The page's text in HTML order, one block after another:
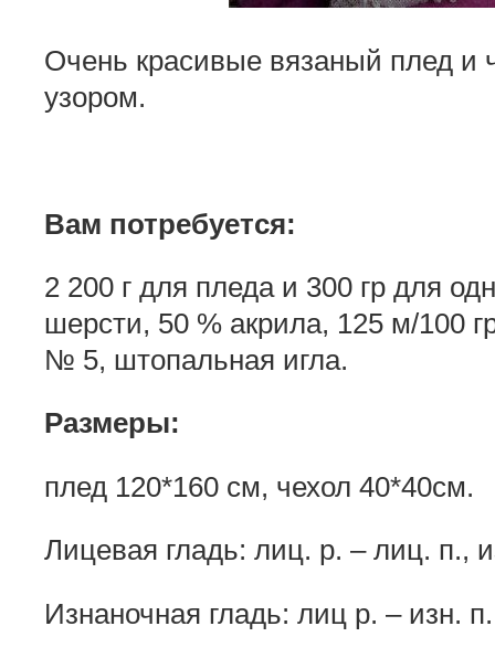
Очень красивые вязаный плед и
узором.
Вам потребуется:
2 200 г для пледа и 300 гр для
шерсти, 50 % акрила, 125 м/100
№ 5, штопальная игла.
Размеры:
плед 120*160 см, чехол 40*40см.
Лицевая гладь: лиц. р. – лиц. п.,
Изнаночная гладь: лиц р. – изн.